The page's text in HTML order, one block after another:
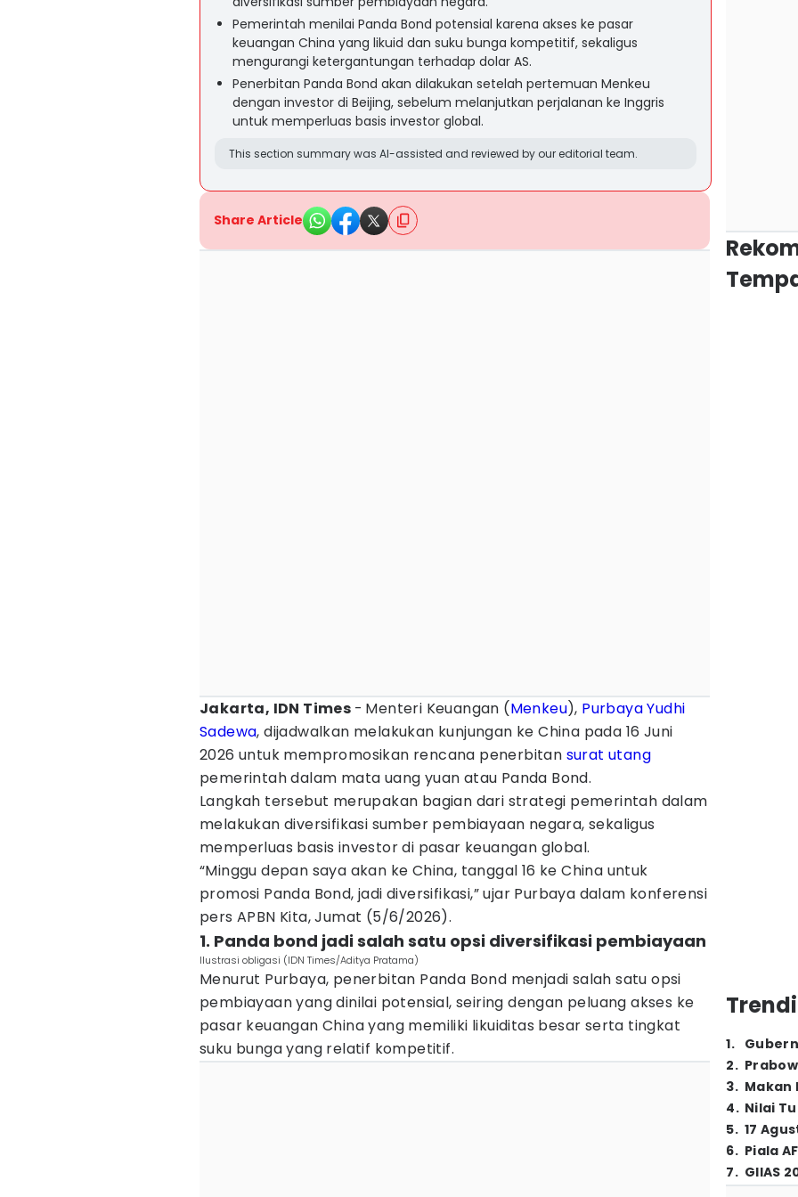
Pemerintah menilai Panda Bond potensial karena akses ke pasar
keuangan China yang likuid dan suku bunga kompetitif, sekaligus
mengurangi ketergantungan terhadap dolar AS.
Penerbitan Panda Bond akan dilakukan setelah pertemuan Menkeu
dengan investor di Beijing, sebelum melanjutkan perjalanan ke Inggris
untuk memperluas basis investor global.
This section summary was AI-assisted and reviewed by our editorial team.
Share Article
Jakarta, IDN Times - Menteri Keuangan (Menkeu), Purbaya Yudhi
Sadewa, dijadwalkan melakukan kunjungan ke China pada 16 Juni
2026 untuk mempromosikan rencana penerbitan surat utang
pemerintah dalam mata uang yuan atau Panda Bond.
Langkah tersebut merupakan bagian dari strategi pemerintah dalam
melakukan diversifikasi sumber pembiayaan negara, sekaligus
memperluas basis investor di pasar keuangan global.
“Minggu depan saya akan ke China, tanggal 16 ke China untuk
promosi Panda Bond, jadi diversifikasi,” ujar Purbaya dalam konferensi
pers APBN Kita, Jumat (5/6/2026).
1. Panda bond jadi salah satu opsi diversifikasi pembiayaan
Ilustrasi obligasi (IDN Times/Aditya Pratama)
Menurut Purbaya, penerbitan Panda Bond menjadi salah satu opsi
pembiayaan yang dinilai potensial, seiring dengan peluang akses ke
pasar keuangan China yang memiliki likuiditas besar serta tingkat
suku bunga yang relatif kompetitif.
1.
2.
3. Makan
4. Nilai
5. 17
6. Piala
7. GIIAS